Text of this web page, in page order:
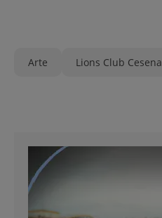
Arte Lions Club Cesena